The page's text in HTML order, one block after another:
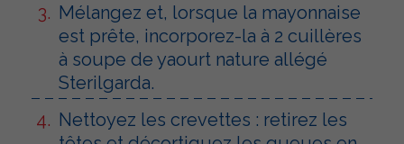
Mélangez et, lorsque la mayonnaise
est prête, incorporez-la à 2 cuillères
à soupe de yaourt nature allégé
Sterilgarda.
Nettoyez les crevettes : retirez les